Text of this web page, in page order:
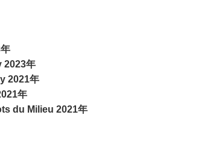
2023年
2021年
年
du Milieu 2021年